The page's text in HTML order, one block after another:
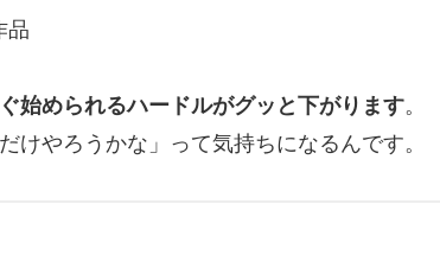
品
始められるハードルがグッと下がります。
けやろうかな」って気持ちになるんです。